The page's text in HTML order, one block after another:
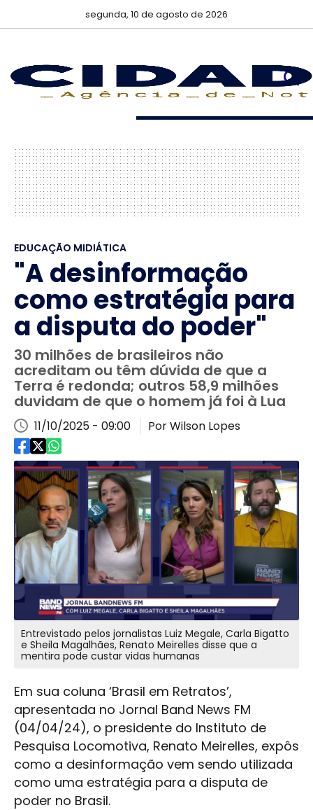
segunda, 10 de agosto de 2026
EDUCAÇÃO MIDIÁTICA
"A desinformação
como estratégia para
a disputa do poder"
30 milhões de brasileiros não
acreditam ou têm dúvida de que a
Terra é redonda; outros 58,9 milhões
duvidam de que o homem já foi à Lua
11/10/2025 - 09:00 Por Wilson Lopes
Entrevistado pelos jornalistas Luiz Megale, Carla Bigatto
e Sheila Magalhães, Renato Meirelles disse que a
mentira pode custar vidas humanas
Em sua coluna ‘Brasil em Retratos’,
apresentada no Jornal Band News FM
(04/04/24), o presidente do Instituto de
Pesquisa Locomotiva, Renato Meirelles, expôs
como a desinformação vem sendo utilizada
como uma estratégia para a disputa de
poder no Brasil.